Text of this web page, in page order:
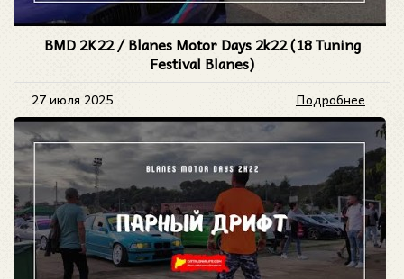
BMD 2K22 / Blanes Motor Days 2k22 (18 Tuning
Festival Blanes)
27 июля 2025 Подробнее